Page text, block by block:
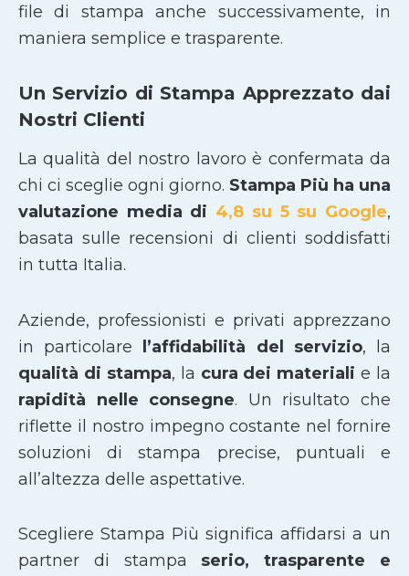
file di stampa anche successivamente, in
maniera semplice e trasparente.
Un Servizio di Stampa Apprezzato dai
Nostri Clienti
La qualità del nostro lavoro è confermata da
chi ci sceglie ogni giorno. Stampa Più ha una
valutazione media di 4,8 su 5 su Google,
basata sulle recensioni di clienti soddisfatti
in tutta Italia.
Aziende, professionisti e privati apprezzano
in particolare
l’affidabilità del servizio, la
qualità di stampa, la cura dei materiali e la
rapidità nelle consegne. Un risultato che
riflette il nostro impegno costante nel fornire
soluzioni di stampa precise, puntuali e
all’altezza delle aspettative.
Scegliere Stampa Più significa affidarsi a un
partner di stampa serio, trasparente e